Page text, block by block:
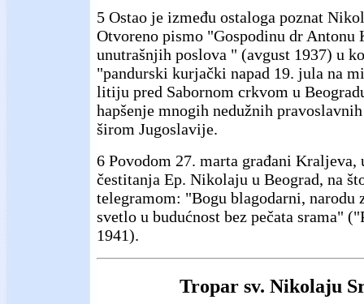
5 Ostao je između ostaloga poznat
Otvoreno pismo "Gospodinu dr Antonu
unutrašnjih poslova " (avgust 1937) u
"pandurski kurjački napad 19. jula na
litiju pred Sabornom crkvom u
hapšenje mnogih nedužnih
širom Jugoslavije.
6 Povodom 27. marta građani
čestitanja Ep. Nikolaju u Beograd, na
telegramom: "Bogu blagodarni, narodu
svetlo u budućnost bez pečata srama"
1941).
Tropar sv. Nikolaju